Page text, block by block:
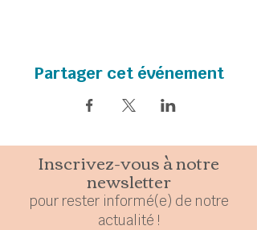
Partager cet événement
Inscrivez-vous à notre
newsletter
pour resterinformé(e) de notre
actualité !